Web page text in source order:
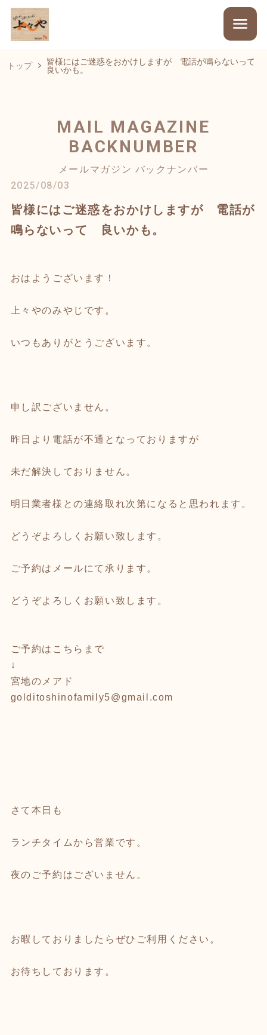
トップ
皆様にはご迷惑をおかけしますが 電話が鳴らないって
良いかも。
MAIL MAGAZINE
BACKNUMBER
メールマガジン バックナンバー
2025/08/03
皆様にはご迷惑をおかけしますが 電話が
鳴らないって 良いかも。
おはようございます！
上々やのみやじです。
いつもありがとうございます。
申し訳ございません。
昨日より電話が不通となっておりますが
未だ解決しておりません。
明日業者様との連絡取れ次第になると思われます。
どうぞよろしくお願い致します。
ご予約はメールにて承ります。
どうぞよろしくお願い致します。
ご予約はこちらまで
↓
宮地のメアド
golditoshinofamily5@gmail.com
さて本日も
ランチタイムから営業です。
夜のご予約はございません。
お暇しておりましたらぜひご利用ください。
お待ちしております。